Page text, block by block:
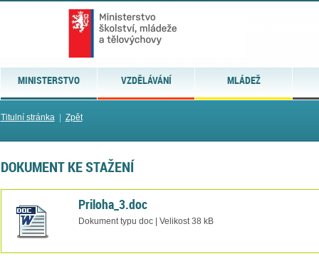
MINISTERSTVO VZDĚLÁVÁNÍ MLÁDEŽ
Titulní stránka| Zpět
DOKUMENT KE STAŽENÍ
Priloha_3.doc
Dokument typu doc | Velikost 38 kB